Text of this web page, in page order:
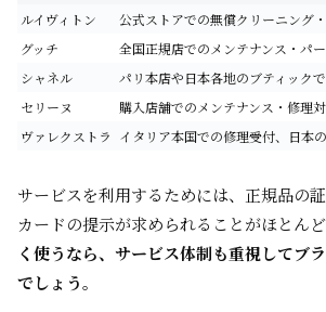
ルイヴィトン
公式ストアでの無償クリーニング
グッチ
全国正規店でのメンテナンス・パ
シャネル
パリ本店や日本各地のブティック
セリーヌ
購入店舗でのメンテナンス・修理
ヴァレクストラ イタリア本国での修理受付、日本
サービスを利用するためには、正規品の
カードの提示が求められることがほとんど
く使うなら、サービス体制も重視してブ
でしょう。